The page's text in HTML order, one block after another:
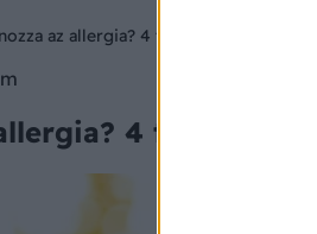
az allergia? 4 természetes
4